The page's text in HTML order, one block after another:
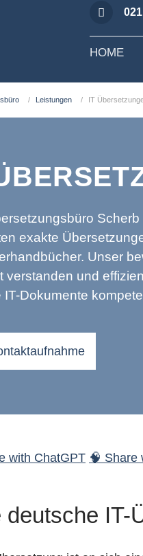
HOME
Leistungen IT
exakte
Unser
verstanden und
IT-Dokumente
with ChatGPT 🧠 Share
deutsche IT-